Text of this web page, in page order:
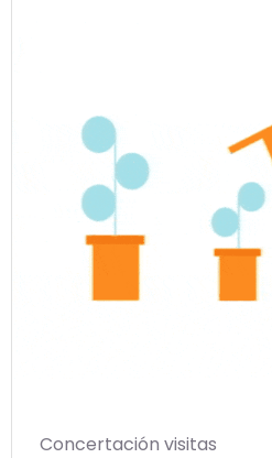
Concertación visitas